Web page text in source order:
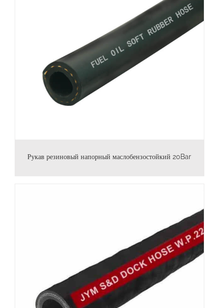
Рукав резиновый напорный маслобензостойкий 20Bar